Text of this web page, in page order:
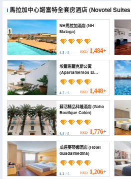
馬拉加中心諾富特全套房酒店(Novotel
NH馬拉加酒店 (NH
Malaga)
4.5 / 5 HKD 1,484+
埃爾馬爾克斯公寓
(Apartamentos El
Marques)
4.7 / 5 HKD 1,448+
蘇活精品科隆酒店 (Soho
Boutique Colón)
4.4 / 5 HKD 1,776+
瓜達麥蒂娜酒店 (Hotel
Guadalmedina)
4.2 / 5 HKD 1,206+